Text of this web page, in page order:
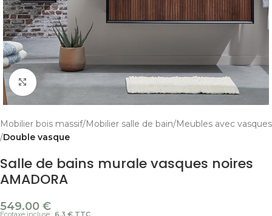
Cliquer pour agrandir
Mobilier bois massif Mobilier salle de bain Meubles avec vasques
Double vasque
Salle de bains murale vasques noires
AMADORA
549.00 €
Ecotaxe incluse : 6.3 € TTC